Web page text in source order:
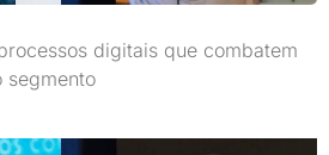
digitais que combatem
segmento